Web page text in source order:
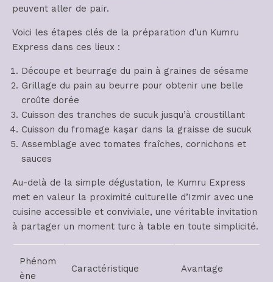
peuvent aller de pair.
Voici les étapes clés de la préparation d’un Kumru
Express dans ces lieux :
Découpe et beurrage du pain à graines de sésame
Grillage du pain au beurre pour obtenir une belle
croûte dorée
Cuisson des tranches de sucuk jusqu’à croustillant
Cuisson du fromage kaşar dans la graisse de sucuk
Assemblage avec tomates fraîches, cornichons et
sauces
Au-delà de la simple dégustation, le Kumru Express
met en valeur la proximité culturelle d’Izmir avec une
cuisine accessible et conviviale, une véritable invitation
à partager un moment turc à table en toute simplicité.
Phénom
ène
Caractéristique Avantage